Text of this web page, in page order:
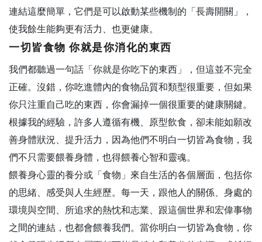
連結這麼簡單，它們是可以啟動某些機制的「長壽開關」，
使我餘生能夠更有活力、也更健康。
一切皆食物 你就是你消化的東西
我們都聽過一句話「你就是你吃下的東西」，但這並不完全
正確。沒錯，你吃進體內的食物品質和類型很重要，但如果
你只注重自己吃的東西，你會漏掉一個很重要的健康關鍵。
根據我的經驗，許多人遵循有機、原型飲食，卻未能如願改
善身體狀況、提升活力，因為他們不明白一切皆為食物，我
們不只需要餵養身體，也得餵養心智和靈魂。
餵養身心靈的養分或「食物」來自生活的各個層面，包括你
的思緒、感受與人生經歷。每一天，跟他人的關係、身處的
環境與空間、所追求的熱忱和志業、跟這個世界和宏偉事物
之間的連結，也都會餵養我們。當你明白一切皆為食物，你